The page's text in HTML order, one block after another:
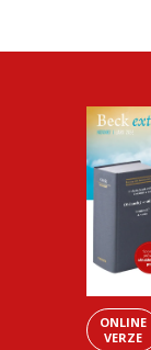
ONLINE
VERZE